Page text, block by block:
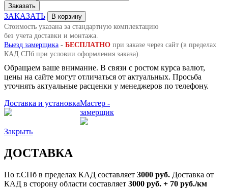
Заказать
ЗАКАЗАТЬ
В корзину
Стоимость указана за стандартную комплектацию
без учета доставки и монтажа.
Выезд замерщика - БЕСПЛАТНО при заказе через сайт (в пределах
КАД СПб при условии оформления заказа).
Обращаем ваше внимание. В связи с ростом курса валют,
цены на сайте могут отличаться от актуальных. Просьба
уточнять актуальные расценки у менеджеров по телефону.
Доставка и установкаМастер -
замерщик
Закрыть
ДОСТАВКА
По г.СПб в пределах КАД составляет 3000 руб. Доставка от
КАД в сторону области составляет 3000 руб. + 70 руб./км